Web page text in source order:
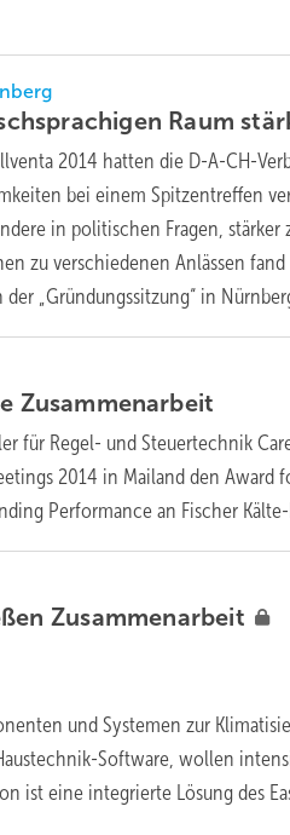
Raum
2014 hatten die D-A-CH-
bei einem Spitzentreffen
in politischen Fragen, stärker
zu verschiedenen Anlässen
„Gründungssitzung“ in
Zusammenarbeit
für Regel- und Steuertechnik
2014 in Mailand den Award
Performance an Fischer
Zusammenarbeit
und Systemen zur
Software, wollen
ist eine integrierte Lösung des